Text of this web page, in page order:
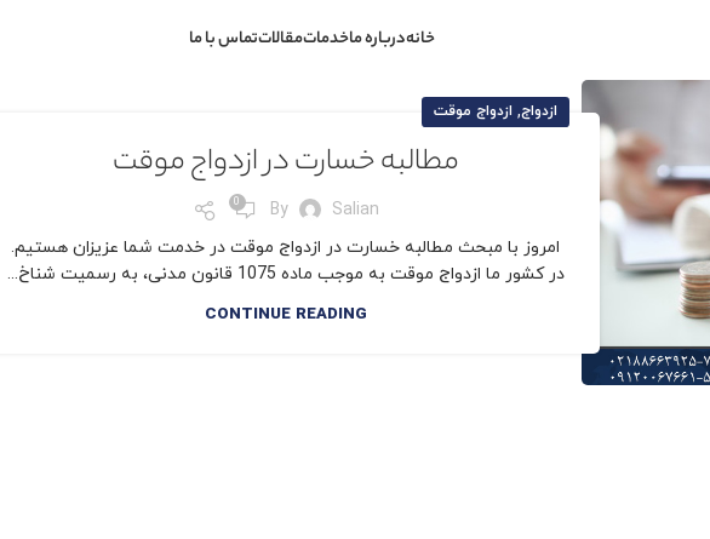
خانهدرباره ماخدماتمقالاتتماس با ما
ازدواج, ازدواج موقت
مطالبه خسارت در ازدواج موقت
By Salian
0
امروز با مبحث مطالبه خسارت در ازدواج موقت در خدمت شما عزیزان هستیم.
در کشور ما ازدواج موقت به موجب ماده 1075 قانون مدنی، به رسمیت شناخ...
CONTINUE READING